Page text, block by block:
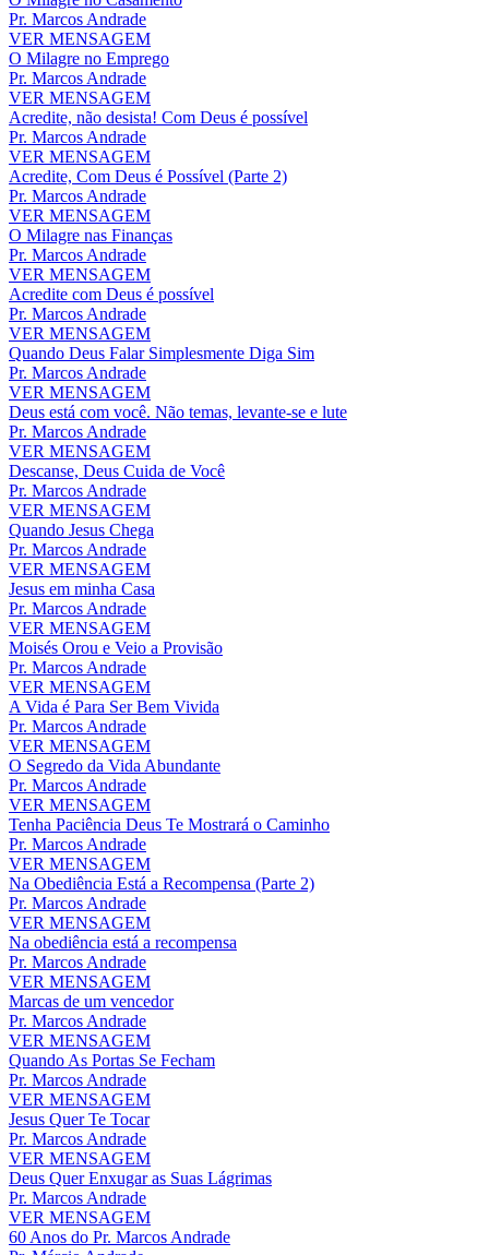
Pr. Marcos Andrade
VER MENSAGEM
O Milagre no Emprego
Pr. Marcos Andrade
VER MENSAGEM
Acredite, não desista! Com Deus é possível
Pr. Marcos Andrade
VER MENSAGEM
Acredite, Com Deus é Possível (Parte 2)
Pr. Marcos Andrade
VER MENSAGEM
O Milagre nas Finanças
Pr. Marcos Andrade
VER MENSAGEM
Acredite com Deus é possível
Pr. Marcos Andrade
VER MENSAGEM
Quando Deus Falar Simplesmente Diga Sim
Pr. Marcos Andrade
VER MENSAGEM
Deus está com você. Não temas, levante-se e lute
Pr. Marcos Andrade
VER MENSAGEM
Descanse, Deus Cuida de Você
Pr. Marcos Andrade
VER MENSAGEM
Quando Jesus Chega
Pr. Marcos Andrade
VER MENSAGEM
Jesus em minha Casa
Pr. Marcos Andrade
VER MENSAGEM
Moisés Orou e Veio a Provisão
Pr. Marcos Andrade
VER MENSAGEM
A Vida é Para Ser Bem Vivida
Pr. Marcos Andrade
VER MENSAGEM
O Segredo da Vida Abundante
Pr. Marcos Andrade
VER MENSAGEM
Tenha Paciência Deus Te Mostrará o Caminho
Pr. Marcos Andrade
VER MENSAGEM
Na Obediência Está a Recompensa (Parte 2)
Pr. Marcos Andrade
VER MENSAGEM
Na obediência está a recompensa
Pr. Marcos Andrade
VER MENSAGEM
Marcas de um vencedor
Pr. Marcos Andrade
VER MENSAGEM
Quando As Portas Se Fecham
Pr. Marcos Andrade
VER MENSAGEM
Jesus Quer Te Tocar
Pr. Marcos Andrade
VER MENSAGEM
Deus Quer Enxugar as Suas Lágrimas
Pr. Marcos Andrade
VER MENSAGEM
60 Anos do Pr. Marcos Andrade